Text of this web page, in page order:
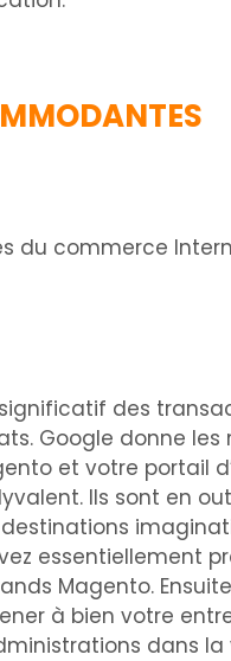
du commerce
des
Google donne
et votre portail
Ils sont en
essentiellement
Magento.
à bien votre
dans